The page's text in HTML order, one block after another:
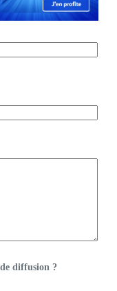
diffusion ?